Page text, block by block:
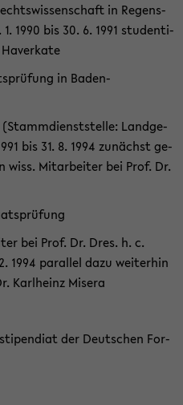
in Re­gens­
1990 bis 30. 6. 1991 stu­den­ti­
in Baden-​
(Stamm­dienst­stel­le: Land­ge­
bis 31. 8. 1994 zu­nächst ge­
Mit­ar­bei­ter bei Prof. Dr.
bei Prof. Dr. Dres. h. c.
1994 par­al­lel dazu wei­ter­hin
Karl­heinz Mi­se­ra
der Deut­schen For­